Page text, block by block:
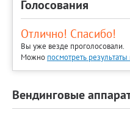
Голосования
Отлично! Спасибо!
Вы уже везде проголосовали.
Можно посмотреть
Вендинговые